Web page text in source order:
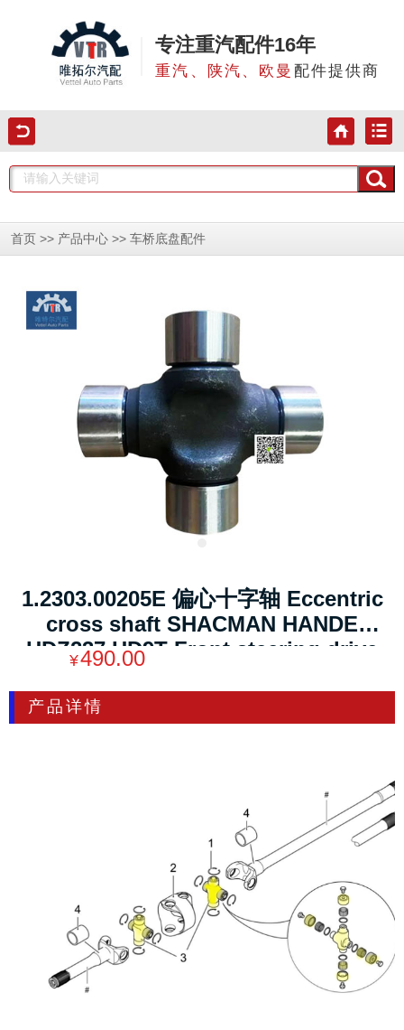
专注重汽配件16年
重汽、陕汽、欧曼 配件提供商
首页 >> 产品中心 >> 车桥底盘配件
1.2303.00205E 偏心十字轴 Eccentric
cross shaft SHACMAN HANDE
HDZ237 HD9T Front steering drive
¥490.00
产品详情